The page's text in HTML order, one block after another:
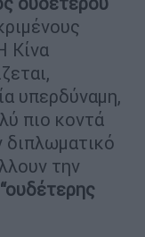
Κίνα
υπερδύναμη,
πιο κοντά
την
“ουδέτερης